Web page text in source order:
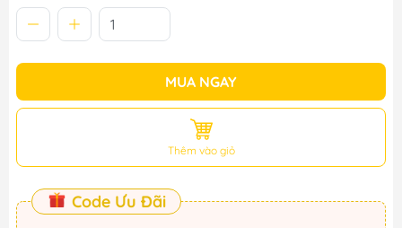
MUA NGAY
Thêm vào giỏ
Code Ưu Đãi